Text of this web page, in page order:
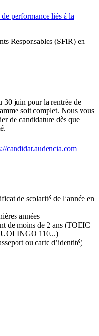
performance liés à la
Responsables (SFIR) en
30 juin pour la rentrée de
soit complet. Nous vous
de candidature dès que
candidat.audencia.com
de scolarité de l’année en
années
de moins de 2 ans (TOEIC
110...)
ou carte d’identité)